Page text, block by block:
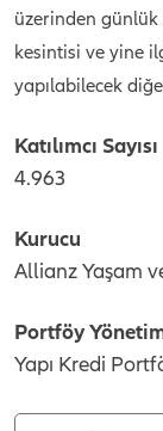
üzerinden
kesintisi ve yine
yapılabilecek
Katılımcı Sayısı
4.963
Kurucu
Allianz Yaşam
Portföy
Yapı Kredi